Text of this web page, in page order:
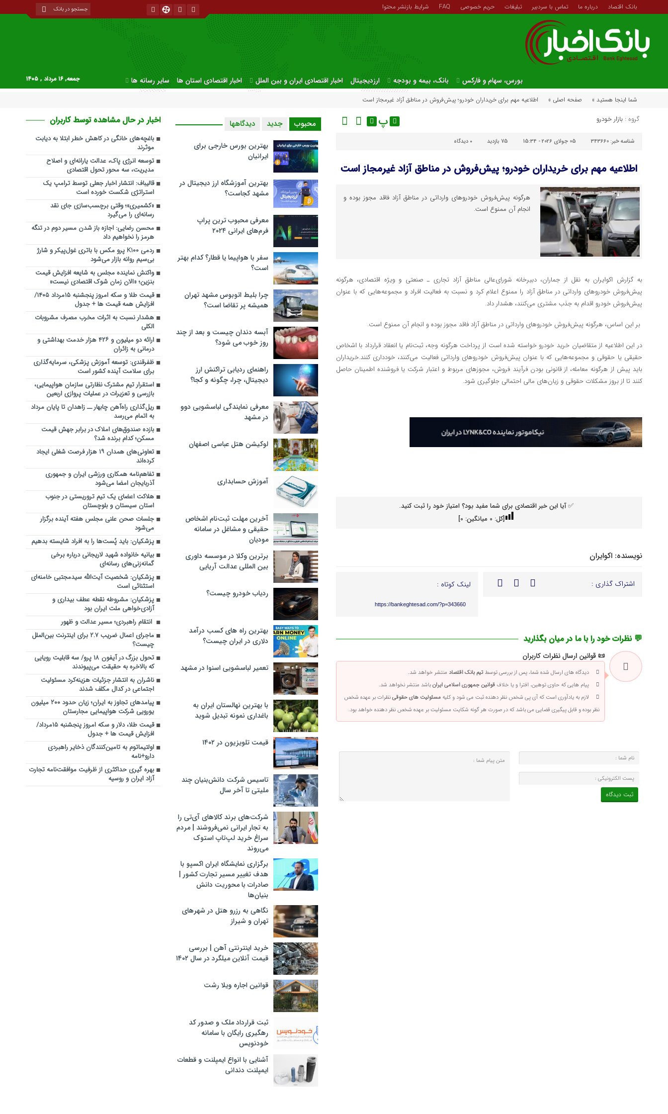
بانک اقتصاد درباره ما تماس با سردبیر تبلیغات حریم خصوصی FAQ شرایط بازنشر محتوا
بورس، سهام و فارکس بانک، بیمه و بودجه ارزدیجیتال اخبار اقتصادی ایران و بین الملل اخبار اقتصادی استان ها سایر رسانه ها جمعه, ۱۶ مرداد , ۱۴۰۵
شما اینجا هستید » صفحه اصلی » اطلاعیه مهم برای خریداران خودرو؛ پیش‌فروش در مناطق آزاد غیرمجاز است
گروه : بازار خودرو پ
شناسه خبر: 343660 05 جولای 2026 - 15:34 75 بازدید ۰ دیدگاه
اطلاعیه مهم برای خریداران خودرو؛ پیش‌فروش در مناطق آزاد غیرمجاز است
هرگونه پیش‌فروش خودروهای وارداتی در مناطق آزاد فاقد مجوز بوده و
انجام آن ممنوع است.
به گزارش اکوایران به نقل از جماران، دبیرخانه شورای‌عالی مناطق آزاد تجاری ـ صنعتی و ویژه اقتصادی، هرگونه
پیش‌فروش خودروهای وارداتی در مناطق آزاد را ممنوع اعلام کرد و نسبت به فعالیت افراد و مجموعه‌هایی که با عنوان
پیش‌فروش خودرو اقدام به جذب مشتری می‌کنند، هشدار داد.
بر این اساس، هرگونه پیش‌فروش خودروهای وارداتی در مناطق آزاد فاقد مجوز بوده و انجام آن ممنوع است.
در این اطلاعیه از متقاضیان خرید خودرو خواسته شده است از پرداخت هرگونه وجه، ثبت‌نام یا انعقاد قرارداد با اشخاص
حقیقی یا حقوقی و مجموعه‌هایی که با عنوان پیش‌فروش خودروهای وارداتی فعالیت می‌کنند، خودداری کنند.خریداران
باید پیش از هرگونه معامله، از قانونی بودن فرآیند فروش، مجوزهای مربوط و اعتبار شرکت یا فروشنده اطمینان حاصل
کنند تا از بروز مشکلات حقوقی و زیان‌های مالی احتمالی جلوگیری شود.
✅ آیا این خبر اقتصادی برای شما مفید بود؟ امتیاز خود را ثبت کنید.
[کل: 0 میانگین: 0
]
نویسنده: اکوایران
اشتراک گذاری : لینک کوتاه :
https://bankeghtesad.com/?p=343660
💬 نظرات خود را با ما در میان بگذارید
📜 قوانین ارسال نظرات کاربران
دیدگاه های ارسال شده شما، پس از بررسی توسط تیم بانک اقتصاد منتشر خواهد شد.
پیام هایی که حاوی توهین، افترا و یا خلاف قوانین جمهوری اسلامی ایرانباشد منتشر نخواهد شد.
لازم به یادآوری است که آی پی شخص نظر دهنده ثبت می شود و کلیه مسئولیت های حقوقینظرات بر عهده شخص
نظر بوده و قابل پیگیری قضایی می باشد که در صورت هر گونه شکایت مسئولیت بر عهده شخص نظر دهنده خواهد بود.
محبوب جدید دیدگاهها
بهترین بورس خارجی برای
ایرانیان
بهترین آموزشگاه ارز دیجیتال در
مشهد کجاست؟
معرفی محبوب ترین پراپ
فرم‌های ایرانی ۲۰۲۴
سفر با هواپیما یا قطار؟ کدام بهتر
است؟
چرا بلیط اتوبوس مشهد تهران
همیشه پر تقاضا است؟
آبسه دندان چیست و بعد از چند
روز خوب می‌ شود؟
راهنمای ردیابی تراکنش ارز
دیجیتال، چرا، چگونه و کجا؟
معرفی نمایندگی لباسشویی دوو
در مشهد
لوکیشن هتل عباسی اصفهان
آموزش حسابداری
آخرین مهلت ثبت‌نام اشخاص
حقیقی و مشاغل در سامانه
مودیان
برترین وکلا در موسسه داوری
بین المللی عدالت آریایی
ردیاب خودرو چیست؟
بهترین راه های کسب درآمد
دلاری در ایران چیست؟
تعمیر لباسشویی اسنوا در مشهد
با بهترین نهالستان ایران به
باغداری نمونه تبدیل شوید
قیمت تلویزیون در ۱۴۰۲
تاسیس شرکت دانش‌بنیان چند
ملیتی تا آخر سال
شرکت‌های برند کالاهای آی‌تی را
به تجار ایرانی نمی‌فروشند | مردم
سراغ خرید لپ‌تاپ استوک
می‌روند
برگزاری نمایشگاه ایران اکسپو با
هدف تغییر مسیر تجارت کشور |
صادرات با محوریت دانش
بنیان‌ها
نگاهی به رزرو هتل در شهرهای
تهران و شیراز
خرید اینترنتی آهن | بررسی
قیمت آنلاین میلگرد در سال ۱۴۰۲
قوانین اجاره ویلا رشت
ثبت قرارداد ملک و صدور کد
رهگیری رایگان با سامانه
خودنویس
آشنایی با انواع ایمپلنت و قطعات
ایمپلنت دندانی
اخبار در حال مشاهده توسط کاربران
باغچه‌های خانگی در کاهش خطر ابتلا به دیابت
موثرند
توسعه انرژی پاک، عدالت یارانه‌ای و اصلاح
مدیریت، سه محور تحول اقتصادی
قالیباف: انتشار اخبار جعلی توسط ترامپ یک
استراتژی شکست خورده است
«کشمیری»؛ وقتی برچسب‌سازی جای نقد
رسانه‌ای را می‌گیرد
محسن رضایی: اجازه باز شدن مسیر دوم در تنگه
هرمز را نخواهیم داد
ردمی K100 پرو مکس با باتری غول‌پیکر و شارژ
بی‌سیم روانه بازار می‌شود
واکنش نماینده مجلس به شایعه افزایش قیمت
بنزین؛ «الان زمان شوک اقتصادی نیست»
قیمت طلا و سکه امروز پنجشنبه ۱۵مرداد ۱۴۰۵/
افزایش همه قیمت ها + جدول
هشدار نسبت به اثرات مخرب مصرف مشروبات
الکلی
ارائه دو میلیون و ۴۲۶ هزار خدمت بهداشتی و
درمانی به زائران
ظفرقندی: توسعه آموزش پزشکی، سرمایه‌گذاری
برای سلامت آینده کشور است
استقرار تیم مشترک نظارتی سازمان هواپیمایی،
بازرسی و تعزیرات در عملیات پروازی اربعین
ریل‌گذاری راه‌آهن چابهار ــ زاهدان تا پایان مرداد
به اتمام می‌رسد
بازده صندوق‌های املاک در برابر جهش قیمت
مسکن؛ کدام برنده شد؟
تعاونی‌های همدان ۱۹ هزار فرصت شغلی ایجاد
کرده‌اند
تفاهم‌نامه همکاری ورزشی ایران و جمهوری
آذربایجان امضا می‌شود
هلاکت اعضای یک تیم تروریستی در جنوب
استان سیستان و بلوچستان
جلسات صحن علنی مجلس هفته آینده برگزار
می‌شود
پزشکیان: باید پُست‌ها را به افراد شایسته بدهیم
بیانیه خانواده شهید لاریجانی درباره برخی
گمانه‌زنی‌های رسانه‌ای
پزشکیان: شخصیت آیت‌الله سیدمجتبی خامنه‌ای
استثنائی است
پزشکیان: مشروطه نقطه عطف بیداری و
آزادی‌خواهی ملت ایران بود
انتقام راهبردی؛ مسیر عدالت و ظهور
ماجرای اعمال ضریب ۲.۷ برای اینترنت بین‌الملل
چیست؟
تحول بزرگ در آیفون ۱۸ پرو/ سه قابلیت رویایی
که بالاخره به حقیقت می‌پیوندند
ناشران به انتشار جزئیات هزینه‌کرد مسئولیت
اجتماعی در کدال مکلف شدند
پیامدهای تجاوز به ایران؛ زیان حدود ۲۰۰ میلیون
یورویی شرکت هواپیمایی مجارستان
قیمت طلا، دلار و سکه امروز پنجشنبه ۱۵مرداد/
افزایش قیمت ها + جدول
اولتیماتوم به تامین‌کنندگان ذخایر راهبردی
دارو+نامه
بهره گیری حداکثری از ظرفیت موافقت‌نامه تجارت
آزاد ایران و روسیه